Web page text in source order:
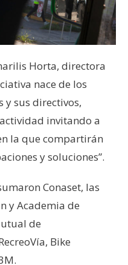
Horta, directora
nace de los
y sus directivos,
invitando a
la que compartirán
y soluciones”.
Conaset, las
y Academia de
de
Bike